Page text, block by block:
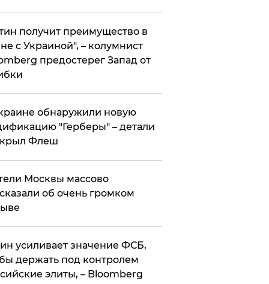
получит преимущество в
с Украиной", – колумнист
предостерег Запад от
обнаружили новую
"Герберы" – детали
Флеш
Москвы массово
об очень громком
усиливает значение ФСБ,
держать под контролем
элиты, – Bloomberg